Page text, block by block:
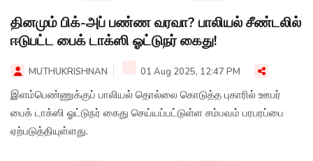
தினமும் பிக்-அப் பண்ண வரவா? பாலியல் சீண்டலில்
ஈடுபட்ட பைக் டாக்ஸி ஓட்டுநர் கைது!
MUTHUKRISHNAN 01 Aug 2025, 12:47 PM
இளம்பெண்ணுக்குப் பாலியல் தொல்லை கொடுத்த புகாரில் ஊபர்
பைக் டாக்ஸி ஓட்டுநர் கைது செய்யப்பட்டுள்ள சம்பவம் பரபரப்பை
ஏற்படுத்தியுள்ளது.